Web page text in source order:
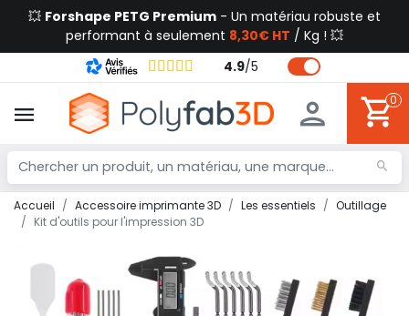
💥 Forshape PETG Premium - Un matériau robuste et
performant à seulement 8,30€ HT / Kg ! 💥
4.9/5
0
Accueil Accessoire imprimante 3D Les essentiels
Outillage
Kit d'outils pour l'impression 3D